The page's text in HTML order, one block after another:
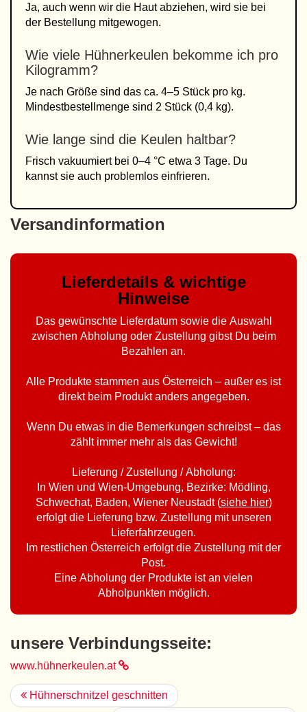
Ja, auch wenn wir die Haut abziehen, wird sie bei
der Bestellung mitgewogen.
Wie viele Hühnerkeulen bekomme ich pro
Kilogramm?
Je nach Größe sind das ca. 4–5 Stück pro kg.
Mindestbestellmenge sind 2 Stück (0,4 kg).
Wie lange sind die Keulen haltbar?
Frisch vakuumiert bei 0–4 °C etwa 3 Tage. Du
kannst sie auch problemlos einfrieren.
Versandinformation
Lieferdetails & wichtige
Hinweise
Das gewünschte Lieferdatum sowie die Auswahl
zwischen Abholung oder Zustellung gibst Du beim
Bezahlen an.
Alle Produkte stammen aus Österreich – außer es ist
direkt beim Produkt anders angegeben.
Wenn Du etwas in die Bemerkungen schreibst – das
zählt immer mehr als das Gewicht!
Lieferung / Zustellung / Abholung:
In Wien und Wien-Umgebung, Bezirke: Mödling,
Schwechat, Baden, Wiener Neustadt (siehe hier)
erfolgt die Lieferung bzw. Zustellung mit unseren
Lieferfahrzeugen.
Im restlichen Österreich erfolgt die Zustellung mit der
Post.
Eine Abholung der Produkte ist an vielen
Abholpunkten möglich.
unsere Verbindungsseite:
www.hühnerkeulen.at
Hühnerschnitzel geschnitten